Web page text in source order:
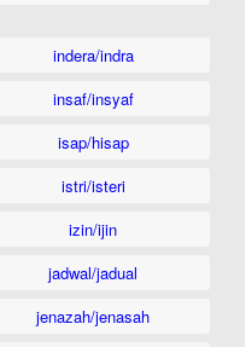
indera/indra
insaf/insyaf
isap/hisap
istri/isteri
izin/ijin
jadwal/jadual
jenazah/jenasah